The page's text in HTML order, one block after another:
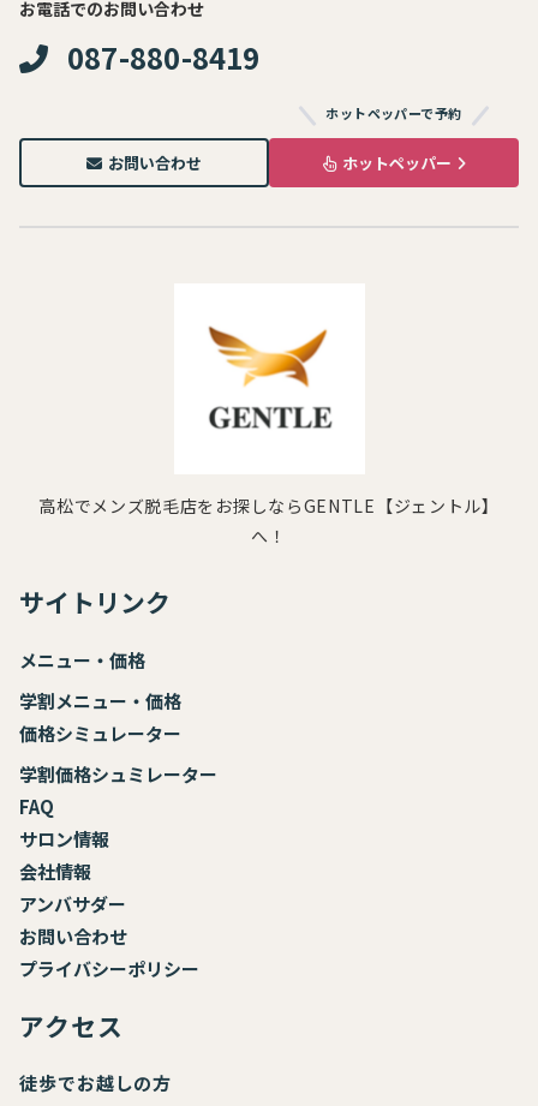
お電話でのお問い合わせ
087-880-8419
お問い合わせ
ホットペッパーで予約
ホットペッパー
高松でメンズ脱毛店をお探しならGENTLE【ジェントル】
へ！
サイトリンク
メニュー・価格
学割メニュー・価格
価格シミュレーター
学割価格シュミレーター
FAQ
サロン情報
会社情報
アンバサダー
お問い合わせ
プライバシーポリシー
アクセス
徒歩でお越しの方